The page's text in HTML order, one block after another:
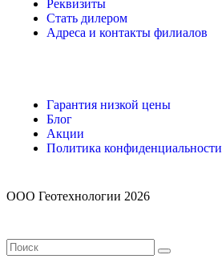
Реквизиты
Стать дилером
Адреса и контакты филиалов
Гарантия низкой цены
Блог
Акции
Политика конфиденциальности
ООО Геотехнологии 2026